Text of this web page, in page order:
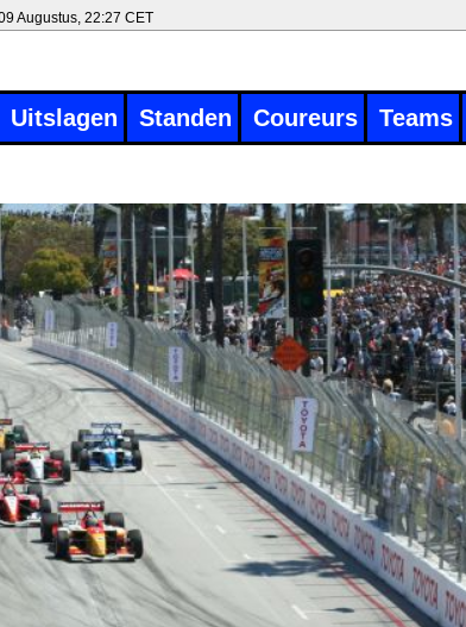
Augustus, 22:27 CET
Uitslagen Standen Coureurs Teams